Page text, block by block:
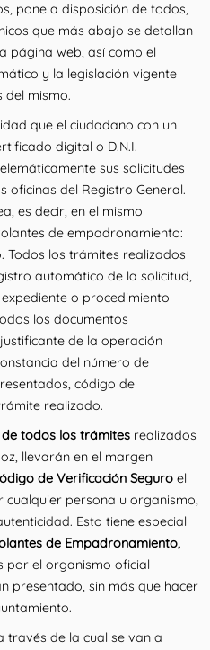
pone a disposición de todos,
que más abajo se detallan
página web, así como el
y la legislación vigente
del mismo.
que el ciudadano con un
digital o D.N.I.
sus solicitudes
oficinas del Registro General.
es decir, en el mismo
de empadronamiento:
Todos los trámites realizados
automático de la solicitud,
o procedimiento
los documentos
de la operación
del número de
código de
realizado.
todos los trámitesrealizados
llevarán en el margen
de Verificación Seguroel
persona u organismo,
Esto tiene especial
de Empadronamiento,
por el organismo oficial
presentado, sin más que hacer
través de la cual se van a